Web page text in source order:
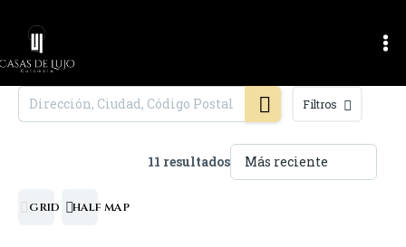
contenido
Filtros
11 resultados
GRID HALF MAP